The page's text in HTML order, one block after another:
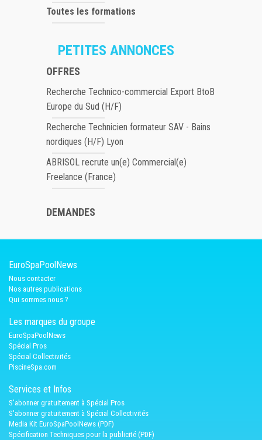
Toutes les formations
PETITES ANNONCES
OFFRES
Recherche Technico-commercial Export BtoB
Europe du Sud (H/F)
Recherche Technicien formateur SAV - Bains
nordiques (H/F) Lyon
ABRISOL recrute un(e) Commercial(e)
Freelance (France)
DEMANDES
EuroSpaPoolNews
Nous contacter
Nos autres publications
Qui sommes nous ?
Les marques du groupe
EuroSpaPoolNews
Spécial Pros
Spécial Collectivités
PiscineSpa.com
Services et Infos
S'abonner gratuitement à Spécial Pros
S'abonner gratuitement à Spécial Collectivités
Media Kit EuroSpaPoolNews (PDF)
Spécification Techniques pour la publicité (PDF)